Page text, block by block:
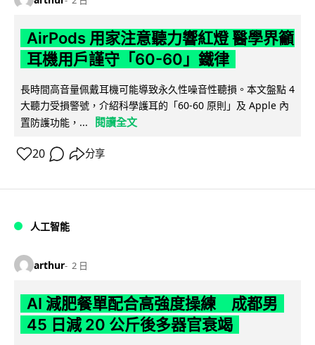
AirPods 用家注意聽力響紅燈 醫學界籲
耳機用戶謹守「60-60」鐵律
長時間高音量佩戴耳機可能導致永久性噪音性聽損。本文盤點 4
大聽力受損警號，介紹科學護耳的「60-60 原則」及 Apple 內
置防護功能，...
閱讀全文
20 分享
人工智能
arthur 2 日
AI 減肥餐單配合高強度操練 成都男
45 日減 20 公斤後多器官衰竭